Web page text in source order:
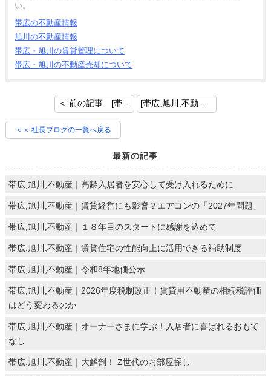
い。
帯広の不動産情報
旭川の不動産情報
帯広・旭川の賃貸管理について
帯広・旭川の不動産売却について
＜ 前の記事 [帯広,旭川,不動産｜防犯対策の見直し～強盗から身を守る～]
＜＜ 社長ブログの一覧へ戻る
最新の記事
帯広,旭川,不動産｜高齢入居者を安心して受け入れるために
帯広,旭川,不動産｜賃貸経営にも影響？エアコンの「2027年問題」
帯広,旭川,不動産｜１８年目のスタートに感謝を込めて
帯広,旭川,不動産｜賃貸住宅の性能向上に活用できる補助制度
帯広,旭川,不動産｜令和8年地価公示
帯広,旭川,不動産｜2026年度税制改正！賃貸用不動産の相続税評価
はどう変わるのか
帯広,旭川,不動産｜オーナーさまに学ぶ！入居者に喜ばれるおもて
なし
帯広,旭川,不動産｜大解剖！ Z世代のお部屋探し